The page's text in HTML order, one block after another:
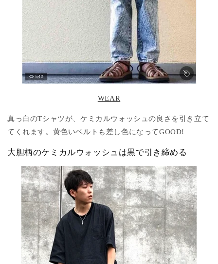
WEAR
真っ白のTシャツが、ケミカルウォッシュの良さを引き立て
てくれます。黄色いベルトも差し色になってGOOD!
大胆柄のケミカルウォッシュは黒で引き締める